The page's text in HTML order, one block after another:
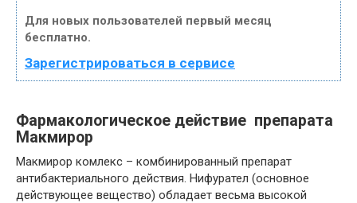
Для новых пользователей первый месяц
бесплатно.
Зарегистрироваться в сервисе
Фармакологическое действие препарата
Макмирор
Макмирор комлекс – комбинированный препарат
антибактериального действия. Нифурател (основное
действующее вещество) обладает весьма высокой